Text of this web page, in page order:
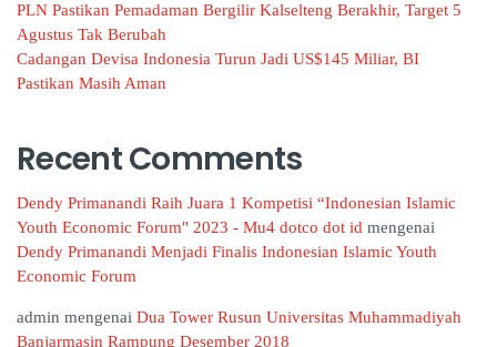
PLN Pastikan Pemadaman Bergilir Kalselteng Berakhir, Target 5
Agustus Tak Berubah
Cadangan Devisa Indonesia Turun Jadi US$145 Miliar, BI
Pastikan Masih Aman
Recent Comments
Dendy Primanandi Raih Juara 1 Kompetisi “Indonesian Islamic
Youth Economic Forum" 2023 - Mu4 dotco dot id mengenai
Dendy Primanandi Menjadi Finalis Indonesian Islamic Youth
Economic Forum
admin mengenai Dua Tower Rusun Universitas Muhammadiyah
Banjarmasin Rampung Desember 2018